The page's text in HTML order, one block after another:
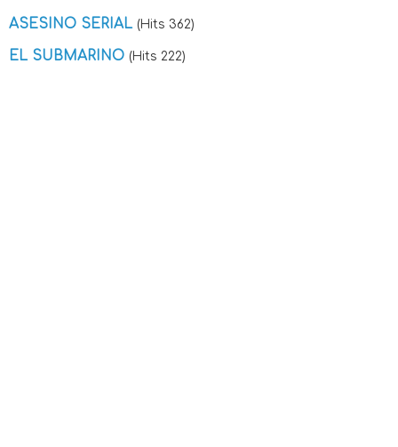
ASESINO SERIAL (Hits 362)
EL SUBMARINO (Hits 222)